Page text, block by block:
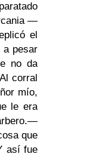
—
el
a pesar
no da
corral
mío,
le era
—
que
así fue